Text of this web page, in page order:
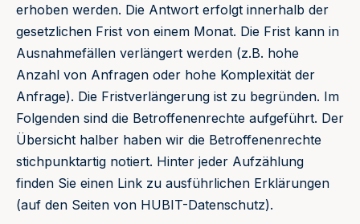
erhoben werden. Die Antwort erfolgt innerhalb der
gesetzlichen Frist von einem Monat. Die Frist kann in
Ausnahmefällen verlängert werden (z.B. hohe
Anzahl von Anfragen oder hohe Komplexität der
Anfrage). Die Fristverlängerung ist zu begründen. Im
Folgenden sind die Betroffenenrechte aufgeführt. Der
Übersicht halber haben wir die Betroffenenrechte
stichpunktartig notiert. Hinter jeder Aufzählung
finden Sie einen Link zu ausführlichen Erklärungen
(auf den Seiten von HUBIT-Datenschutz).